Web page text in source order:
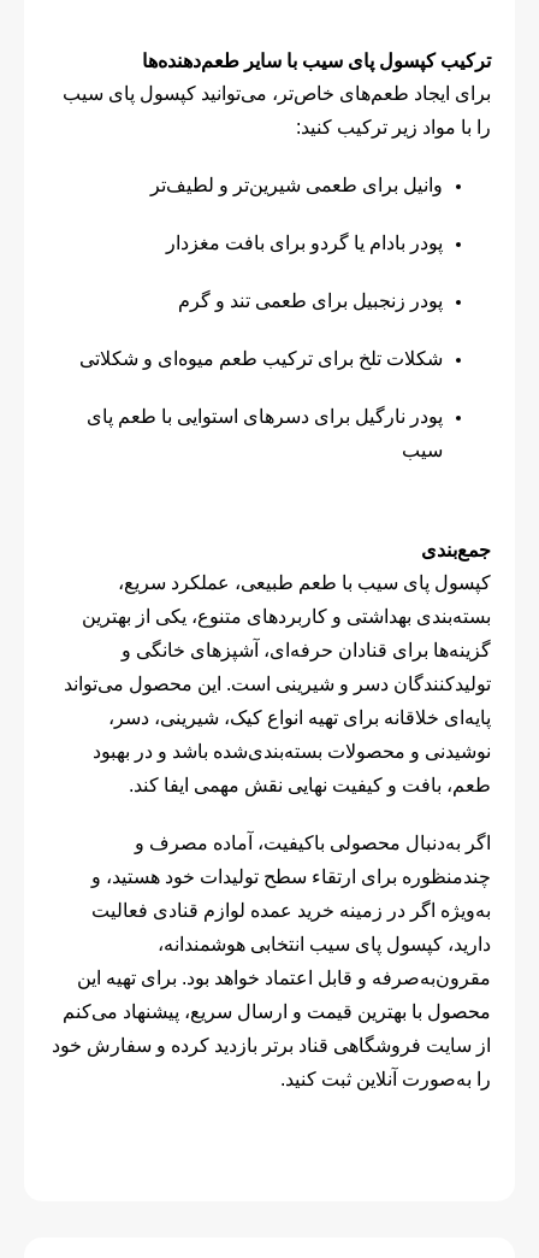
ترکیب کپسول پای سیب با سایر طعم‌دهنده‌ها
برای ایجاد طعم‌های خاص‌تر، می‌توانید کپسول پای سیب
را با مواد زیر ترکیب کنید:
وانیل برای طعمی شیرین‌تر و لطیف‌تر
پودر بادام یا گردو برای بافت مغزدار
پودر زنجبیل برای طعمی تند و گرم
شکلات تلخ برای ترکیب طعم میوه‌ای و شکلاتی
پودر نارگیل برای دسرهای استوایی با طعم پای
سیب
جمع‌بندی
کپسول پای سیب با طعم طبیعی، عملکرد سریع،
بسته‌بندی بهداشتی و کاربردهای متنوع، یکی از بهترین
گزینه‌ها برای قنادان حرفه‌ای، آشپزهای خانگی و
تولیدکنندگان دسر و شیرینی است. این محصول می‌تواند
پایه‌ای خلاقانه برای تهیه انواع کیک، شیرینی، دسر،
نوشیدنی و محصولات بسته‌بندی‌شده باشد و در بهبود
طعم، بافت و کیفیت نهایی نقش مهمی ایفا کند.
اگر به‌دنبال محصولی باکیفیت، آماده مصرف و
چندمنظوره برای ارتقاء سطح تولیدات خود هستید، و
به‌ویژه اگر در زمینه خرید عمده لوازم قنادی فعالیت
دارید، کپسول پای سیب انتخابی هوشمندانه،
مقرون‌به‌صرفه و قابل اعتماد خواهد بود. برای تهیه این
محصول با بهترین قیمت و ارسال سریع، پیشنهاد می‌کنم
از سایت فروشگاهی قناد برتر بازدید کرده و سفارش خود
را به‌صورت آنلاین ثبت کنید.